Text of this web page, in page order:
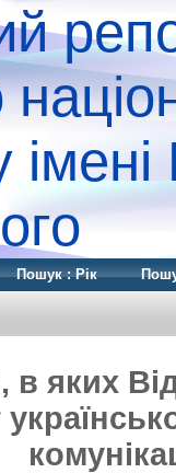
Пошук : Рік
в яких